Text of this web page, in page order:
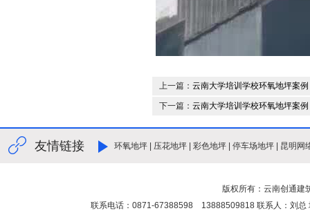
上一篇： 云南大学培训学校环氧地坪案例
下一篇： 云南大学培训学校环氧地坪案例
友情链接 环氧地坪 压花地坪 彩色地坪 停车场地坪 昆明网
版权所有：云南创通建
联系电话：0871-67388598 13888509818 联系人：刘总